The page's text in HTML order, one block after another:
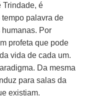
Trindade, é
palavra de
Por
profeta que pode
vida de cada um.
Da mesma
para salas da
existiam.